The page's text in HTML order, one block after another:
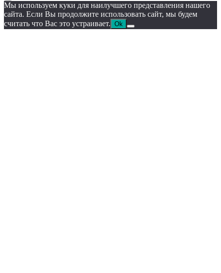
Мы используем куки для наилучшего представления нашего
сайта. Если Вы продолжите использовать сайт, мы будем
считать что Вас это устраивает. Ok